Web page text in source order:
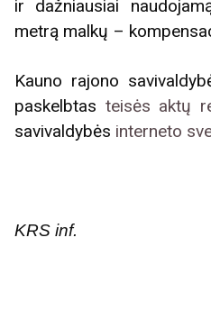
ir dažniausiai
metrą malkų –
Kauno rajono
paskelbtas teisės aktų
savivaldybės interneto
KRS inf.